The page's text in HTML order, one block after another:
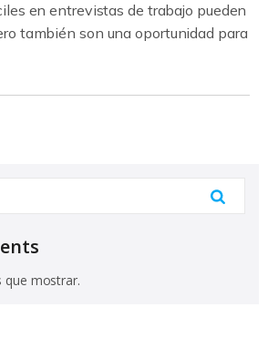
en entrevistas de trabajo pueden
también son una oportunidad para
que mostrar.